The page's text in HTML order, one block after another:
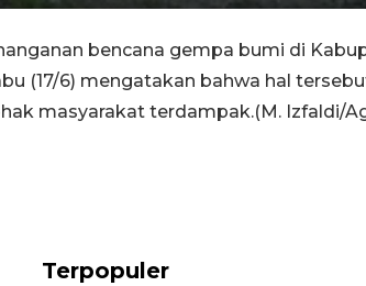
RewindForward
bencana gempa bumi di
(17/6) mengatakan bahwa hal
masyarakat terdampak.(M. Izfaldi/
Terpopuler